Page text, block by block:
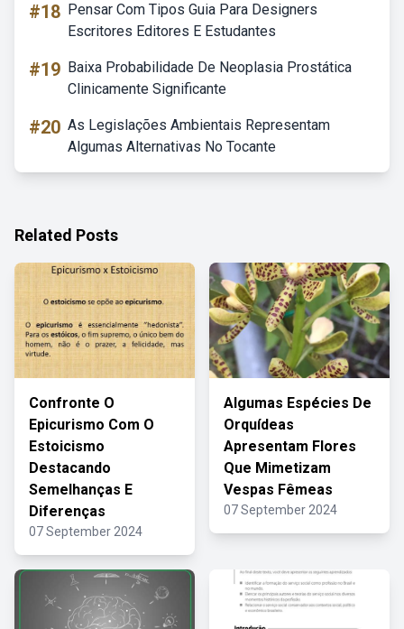
#18 Pensar Com Tipos Guia Para Designers
Escritores Editores E Estudantes
#19 Baixa Probabilidade De Neoplasia Prostática
Clinicamente Significante
#20 As Legislações Ambientais Representam
Algumas Alternativas No Tocante
Related Posts
Confronte O
Epicurismo Com O
Estoicismo
Destacando
Semelhanças E
Diferenças
07 September 2024
Algumas Espécies De
Orquídeas
Apresentam Flores
Que Mimetizam
Vespas Fêmeas
07 September 2024